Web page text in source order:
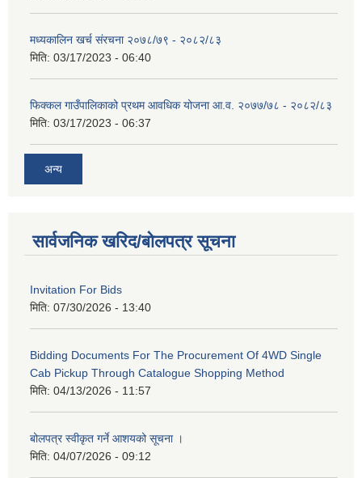
मध्यकालिन खर्च संरचना २०७८/७९ - २०८२/८३
मिति: 03/17/2023 - 06:40
फिक्कल गाउँपालिकाको प्रथम आवधिक योजना आ.व. २०७७/७८ - २०८२/८३
मिति: 03/17/2023 - 06:37
अन्य
सार्वजनिक खरिद/बोलपत्र सूचना
Invitation For Bids
मिति: 07/30/2026 - 13:40
Bidding Documents For The Procurement Of 4WD Single
Cab Pickup Through Catalogue Shopping Method
मिति: 04/13/2026 - 11:57
बोलपत्र स्वीकृत गर्ने आशयको सूचना ।
मिति: 04/07/2026 - 09:12